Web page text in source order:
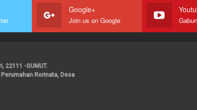
Google+
Join us on Google
22111 -SUMUT.
Rorinata, Desa